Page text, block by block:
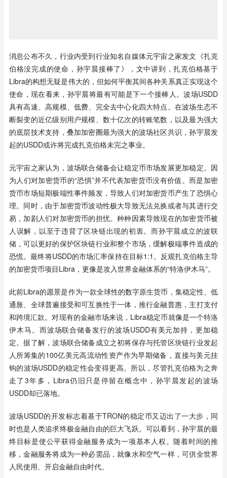
消息公布不久，行业内受到行业知名自媒体元宇宙之家发文《扎克
伯格没完成的使命，孙宇晨接棒了》，文中讲到，扎克伯格基于
Libra的构想无疑是伟大的，但如何平衡其间各种关系真正实现这个
使命，现在看来，孙宇晨将最有可能是下一个接棒人。波场USDD
具有高速、高规模、低费、完全去中心化四大特点。在波场生态不
断裂变的近亿级别用户规模、数十亿次的转账笔数，以及最为强大
的底层技术支持，叠加加密圈最为强大的波场社区共识，孙宇晨发
起的USDD或许将完成扎克伯格未完之事业。
元宇宙之家认为，波场联合储备会让稳定币市场发展更加稳定。因
为人们对加密货币的“恐惧”并不代表加密货币没有价值。而是加密
货币市场短期极端性事件频发，导致人们对加密货币产生了恐惧心
理。同时，由于加密货币波动性极大导致无法兑换或者与其进行交
易，加剧人们对加密货币的担忧。种种因素导致现在的加密货币被
人误解，以至于违背了区块链出现的初衷。而孙宇晨成立的波联
储，可以更好的保护区块链行业和整个市场，缓解极端事件造成的
恐慌。最终将USDD的市场汇率保持在目标1:1。反观扎克伯格主导
的加密货币项目Libra，更像是攻入世界金融体系的“特洛伊木马”。
此前Libra的愿景是作为一款全球性的数字原生货币，集稳定性、低
通胀、全球普遍接受和可互换性于一体，推行金融普惠，主打支付
和跨境汇款。对现有的金融市场来说，Libra稳定币就像是一个特洛
伊木马。而波场联合储备发行的波场USDD有美元加持，更加稳
定。据了解，波场联合储备成立之初将保存与托管区块链行业发起
人所筹集的100亿美元高流动性资产作为早期储备，直接与美元挂
钩的波场USDD的稳定性会变得更高。所以，尽管扎克伯格为之奔
走了3年多，Libra仍旧只是停留在概念中，孙宇晨发起的波场
USDD却已落地。
波场USDD的开发标志着基于TRON的稳定币又迈出了一大步，同
时也是人类追求终极金融自由的巨大飞跃。可以看到，孙宇晨的最
终目标是使公平获得金融服务成为一项基本人权。随着时间的推
移，金融服务将成为一种必需品，就像水和空气一样，可供全世界
人民使用、开启金融自由时代。